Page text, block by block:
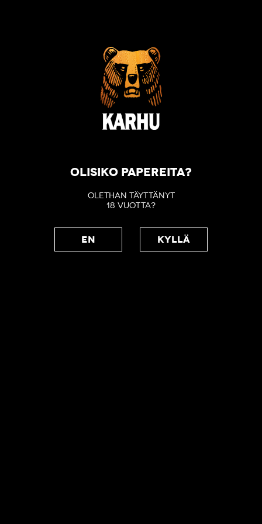
OLISIKO PAPEREITA?
OLETHAN TÄYTTÄNYT
18 VUOTTA?
EN KYLLÄ